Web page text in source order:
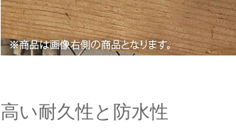
高い耐久性と防水性